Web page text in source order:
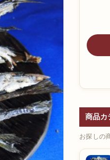
商品カ
お探しの